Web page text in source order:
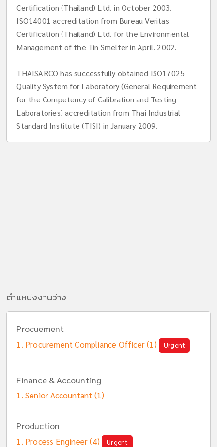
Certification (Thailand) Ltd. in October 2003.
ISO14001 accreditation from Bureau Veritas
Certification (Thailand) Ltd. for the Environmental
Management of the Tin Smelter in April. 2002.
THAISARCO has successfully obtained ISO17025
Quality System for Laboratory (General Requirement
for the Competency of Calibration and Testing
Laboratories) accreditation from Thai Industrial
Standard Institute (TISI) in January 2009.
ตำแหน่งงานว่าง
Procuement
Procurement Compliance Officer (1) Urgent
Finance & Accounting
Senior Accountant (1)
Production
Process Engineer (4) Urgent